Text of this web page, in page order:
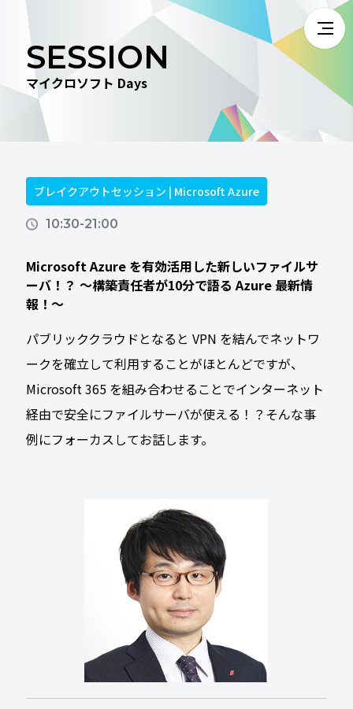
SESSION
マイクロソフト Days
ブレイクアウトセッション | Microsoft Azure
10:30-21:00
Microsoft Azure を有効活用した新しいファイルサ
ーバ！？ ～構築責任者が10分で語る Azure 最新情
報！～
パブリッククラウドとなると VPN を結んでネットワ
ークを確立して利用することがほとんどですが、
Microsoft 365 を組み合わせることでインターネット
経由で安全にファイルサーバが使える！？そんな事
例にフォーカスしてお話します。